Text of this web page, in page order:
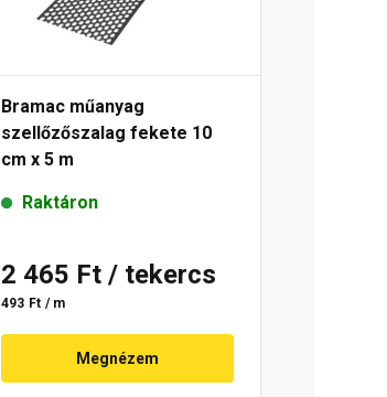
Bramac műanyag
szellőzőszalag fekete 10
cm x 5 m
Raktáron
2 465 Ft / tekercs
493 Ft / m
Megnézem